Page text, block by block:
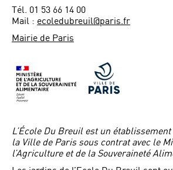
Tél. 01 53 66 14 00
Mail : ecoledubreuil@paris.fr
Mairie de Paris
L’École Du Breuil est un
la Ville de Paris sous contrat avec le
l’Agriculture et de la Souveraineté